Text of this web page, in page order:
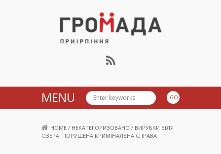
Громада Приірпіння
MENU
HOME / НЕКАТЕГОРИЗОВАНО / ВИРУБКИ БІЛЯ
ОЗЕРА: ПОРУШЕНА КРИМІНАЛЬНА СПРАВА